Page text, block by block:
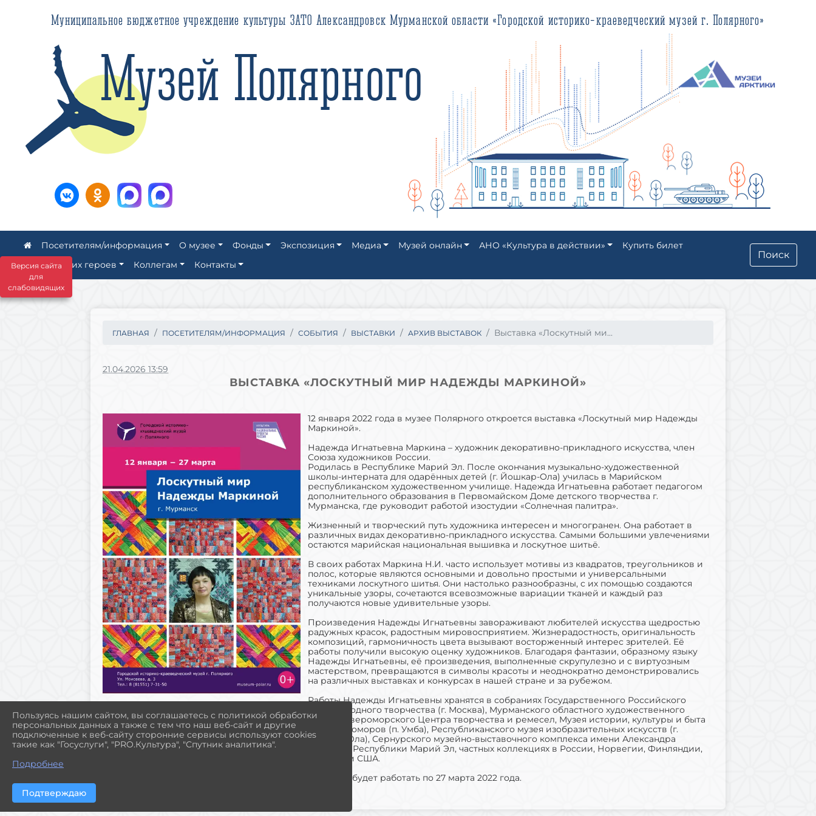
Версия сайта
для
слабовидящих
Муниципальное бюджетное учреждение культуры ЗАТО Александровск Мурманской области «Городской историко-краеведческий музей г. Полярного»
Музей Полярного
Посетителям/информация О музее Фонды Экспозиция Медиа Музей онлайн АНО «Культура в действии»
Купить билет
Аллея наших героев
Коллегам Контакты
Поиск
ГЛАВНАЯ ПОСЕТИТЕЛЯМ/ИНФОРМАЦИЯ СОБЫТИЯ ВЫСТАВКИ АРХИВ ВЫСТАВОК Выставка «Лоскутный ми...
21.04.2026 13:59
ВЫСТАВКА «ЛОСКУТНЫЙ МИР НАДЕЖДЫ МАРКИНОЙ»
12 января 2022 года в музее Полярного откроется выставка «Лоскутный мир Надежды
Маркиной».
Надежда Игнатьевна Маркина – художник декоративно-прикладного искусства, член
Союза художников России.
Родилась в Республике Марий Эл. После окончания музыкально-художественной
школы-интерната для одарённых детей (г. Йошкар-Ола) училась в Марийском
республиканском художественном училище. Надежда Игнатьевна работает педагогом
дополнительного образования в Первомайском Доме детского творчества г.
Мурманска, где руководит работой изостудии «Солнечная палитра».
Жизненный и творческий путь художника интересен и многогранен. Она работает в
различных видах декоративно-прикладного искусства. Самыми большими увлечениями
остаются марийская национальная вышивка и лоскутное шитьё.
В своих работах Маркина Н.И. часто использует мотивы из квадратов, треугольников и
полос, которые являются основными и довольно простыми и универсальными
техниками лоскутного шитья. Они настолько разнообразны, с их помощью создаются
уникальные узоры, сочетаются всевозможные вариации тканей и каждый раз
получаются новые удивительные узоры.
Произведения Надежды Игнатьевны завораживают любителей искусства щедростью
радужных красок, радостным мировосприятием. Жизнерадостность, оригинальность
композиций, гармоничность цвета вызывают восторженный интерес зрителей. Её
работы получили высокую оценку художников. Благодаря фантазии, образному языку
Надежды Игнатьевны, её произведения, выполненные скрупулезно и с виртуозным
мастерством, превращаются в символы красоты и неоднократно демонстрировались
на различных выставках и конкурсах в нашей стране и за рубежом.
Работы Надежды Игнатьевны хранятся в собраниях Государственного Российского
Дома народного творчества (г. Москва), Мурманского областного художественного
музея, Североморского Центра творчества и ремесел, Музея истории, культуры и быта
терских поморов (п. Умба), Республиканского музея изобразительных искусств (г.
Йошкар-Ола), Сернурского музейно-выставочного комплекса имени Александра
Конакова Республики Марий Эл, частных коллекциях в России, Норвегии, Финляндии,
Швеции и США.
Выставка будет работать по 27 марта 2022 года.
Пользуясь нашим сайтом, вы соглашаетесь с политикой обработки
персональных данных а также с тем что наш веб-сайт и другие
подключенные к веб-сайту сторонние сервисы используют cookies
такие как "Госуслуги", "PRO.Культура", "Спутник аналитика".
Подробнее
Подтверждаю